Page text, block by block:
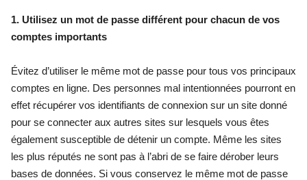
1. Utilisez un mot de passe différent pour chacun de vos
comptes importants
Évitez d’utiliser le même mot de passe pour tous vos principaux
comptes en ligne. Des personnes mal intentionnées pourront en
effet récupérer vos identifiants de connexion sur un site donné
pour se connecter aux autres sites sur lesquels vous êtes
également susceptible de détenir un compte. Même les sites
les plus réputés ne sont pas à l’abri de se faire dérober leurs
bases de données. Si vous conservez le même mot de passe